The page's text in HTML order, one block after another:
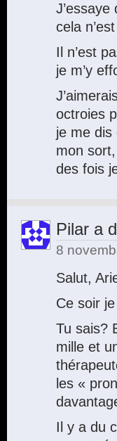
cela
Il n’est
je m’y
octroies
je me dis
mon
des fois
Pilar a
8
Salut,
Ce soir
Tu sais?
mille et
les «
Il y a du